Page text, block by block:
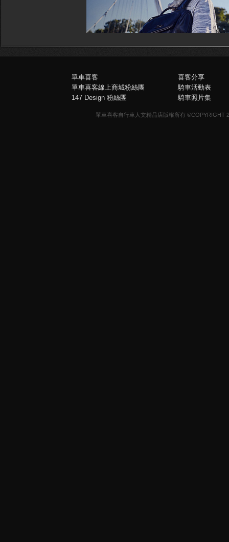
單車喜客
單車喜客線上商城粉絲團
147 Design 粉絲團
喜客分享
騎車活動表
騎車照片集
單車喜客自行車人文精品店版權所有